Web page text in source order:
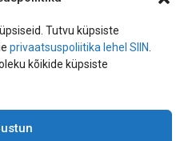
Tutvu küpsiste
privaatsuspoliitika lehel SIIN
kõikide küpsiste